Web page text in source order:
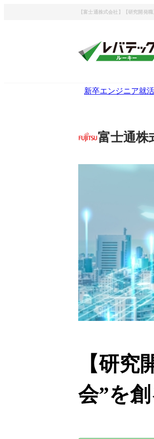
【富士通株式会社】【研究開発
新卒エンジニア就
富士通株
【研
会”を